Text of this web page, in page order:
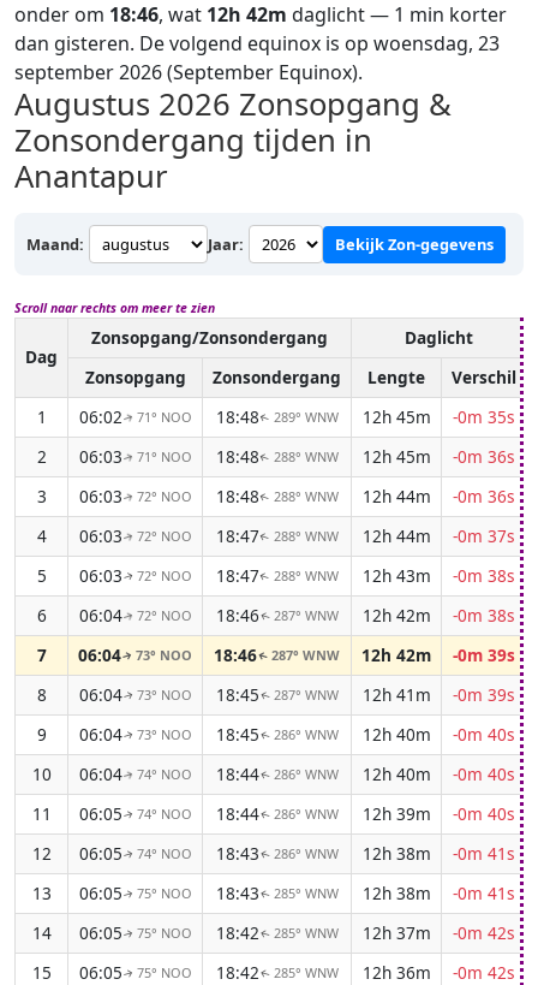
onder om 18:46, wat 12h 42m daglicht — 1 min korter
dan gisteren. De volgend equinox is op woensdag, 23
september 2026 (September Equinox).
Augustus 2026 Zonsopgang &
Zonsondergang tijden in
Anantapur
Maand: Jaar: Bekijk Zon-gegevens
Scroll naar rechts om meer te zien
Dag
Zonsopgang/Zonsondergang Daglicht
Zonsopgang
Zonsondergang Lengte
Verschil
1
06:02↑ 71° NOO 18:48↑ 289° WNW 12h 45m
-0m 35s
2
06:03↑ 71° NOO 18:48↑ 288° WNW 12h 45m
-0m 36s
3
06:03↑ 72° NOO 18:48↑ 288° WNW 12h 44m
-0m 36s
4
06:03↑ 72° NOO 18:47↑ 288° WNW 12h 44m
-0m 37s
5
06:03↑ 72° NOO 18:47↑ 288° WNW 12h 43m
-0m 38s
6
06:04↑ 72° NOO 18:46↑ 287° WNW 12h 42m
-0m 38s
7
06:04↑73° NOO 18:46↑287° WNW 12h 42m
-0m 39s
8
06:04↑ 73° NOO 18:45↑ 287° WNW 12h 41m
-0m 39s
9
06:04↑ 73° NOO 18:45↑ 286° WNW 12h 40m
-0m 40s
10
06:04↑ 74° NOO 18:44↑ 286° WNW 12h 40m
-0m 40s
11
06:05↑ 74° NOO 18:44↑ 286° WNW 12h 39m
-0m 40s
12
06:05↑ 74° NOO 18:43↑ 286° WNW 12h 38m
-0m 41s
13
06:05↑ 75° NOO 18:43↑ 285° WNW 12h 38m
-0m 41s
14
06:05↑ 75° NOO 18:42↑ 285° WNW 12h 37m
-0m 42s
15
06:05↑ 75° NOO 18:42↑ 285° WNW 12h 36m
-0m 42s